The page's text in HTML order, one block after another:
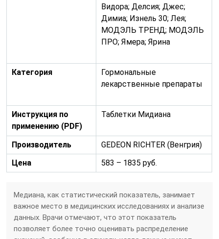
Видора; Делсия; Джес;
Димиа; Изнель 30; Лея;
МОДЭЛЬ ТРЕНД; МОДЭЛЬ
ПРО; Ямера; Ярина
Категория
Гормональные
лекарственные препараты
Инструкция по
применению (PDF)
Таблетки Мидиана
Производитель
GEDEON RICHTER (Венгрия)
Цена
583 – 1835 руб.
Медиана, как статистический показатель, занимает
важное место в медицинских исследованиях и анализе
данных. Врачи отмечают, что этот показатель
позволяет более точно оценивать распределение